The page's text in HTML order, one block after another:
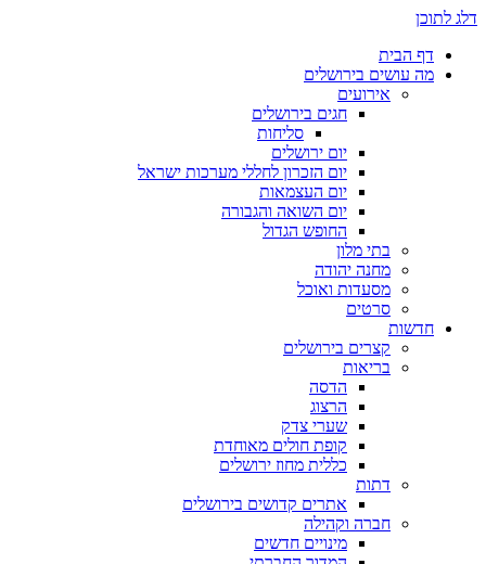
דלג לתוכן
דף הבית
מה עושים בירושלים
אירועים
חגים בירושלים
סליחות
יום ירושלים
יום הזכרון לחללי מערכות ישראל
יום העצמאות
יום השואה והגבורה
החופש הגדול
בתי מלון
מחנה יהודה
מסעדות ואוכל
סרטים
חדשות
קצרים בירושלים
בריאות
הדסה
הרצוג
שערי צדק
קופת חולים מאוחדת
כללית מחוז ירושלים
דתות
אתרים קדושים בירושלים
חברה וקהילה
מינויים חדשים